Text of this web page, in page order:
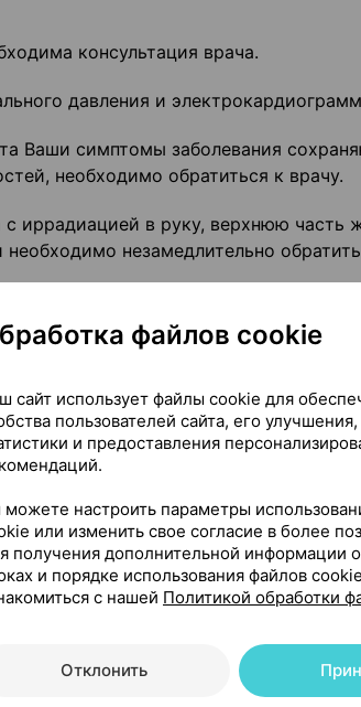
консультация врача.
давления и
Ваши симптомы заболевания
необходимо обратиться к врачу.
с иррадиацией в руку, верхнюю часть
незамедлительно
этанола, то есть 0,38-0,57 мг на
о том, что Вы принимаете, недавно
совместно с другими
проконсультируйтесь с лечащим
для лечения сердечной
файлов cookie
сайт использует файлы cookie для
пользователей сайта, его
и предоставления
настроить параметры
или изменить свое согласие в более
получения дополнительной информации
и порядке использования файлов
с нашей Политикой обработки
Отклонить